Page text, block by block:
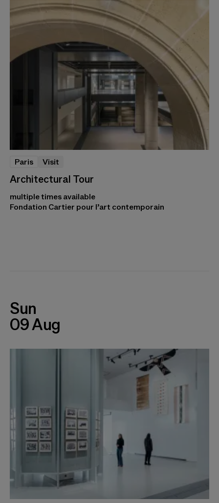
Architectural Tour
Paris Visit
multiple times available
Fondation Cartier pour l’art contemporain
Sun
09 Aug